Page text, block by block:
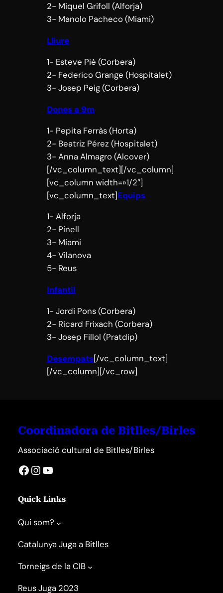
2- Miquel Grifoll (Alforja)
3- Manolo Pacheco (Miami)
Lliure
1- Esteve Pié (Corbera)
2- Federico Grange (Hospitalet)
3- Josep Peig (Corbera)
Dones a 9m
1- Pepita Ferràs (Horta)
2- Beatriz Pérez (Hospitalet)
3- Anna Almagro (Alcover)
[/vc_column_text][/vc_column]
[vc_column width=»1/2″]
[vc_column_text]Equips
1- Alforja
2- Pinell
3- Miami
4- Vilanova
5- Reus
Infantil
1- Jordi Pons (Corbera)
2- Ricard Frixach (Corbera)
3- Josep Fillol (Pratdip)
Desempats[/vc_column_text]
[/vc_column][/vc_row]
Coordinadora de Bitlles/Birles
Associació cultural de Bitlles/Birles
Facebook InstagramYouTube
Quick Links
Qui som?
Catalunya Juga a Bitlles
Torneigs de la CIB
Reus Juga 2023